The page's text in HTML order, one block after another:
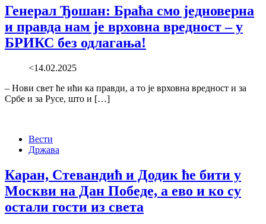
Генерал Ђошан: Браћа смо једноверна
и правда нам је врховна вредност – у
БРИКС без одлагања!
<14.02.2025
– Нови свет ће ићи ка правди, а то је врховна вредност и за
Србе и за Русе, што и […]
Вести
Држава
Каран, Стевандић и Додик ће бити у
Москви на Дан Победе, а ево и ко су
остали гости из света